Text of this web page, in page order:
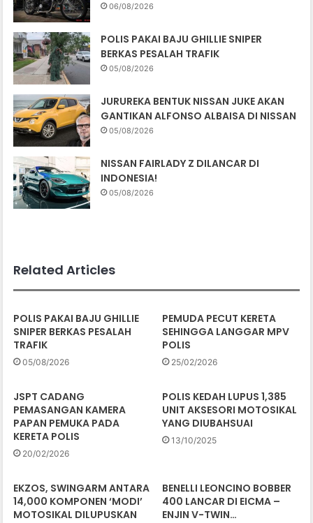
06/08/2026
POLIS PAKAI BAJU GHILLIE SNIPER
BERKAS PESALAH TRAFIK
05/08/2026
JURUREKA BENTUK NISSAN JUKE AKAN
GANTIKAN ALFONSO ALBAISA DI NISSAN
05/08/2026
NISSAN FAIRLADY Z DILANCAR DI
INDONESIA!
05/08/2026
Related Articles
POLIS PAKAI BAJU GHILLIE
SNIPER BERKAS PESALAH
TRAFIK
05/08/2026
PEMUDA PECUT KERETA
SEHINGGA LANGGAR MPV
POLIS
25/02/2026
JSPT CADANG
PEMASANGAN KAMERA
PAPAN PEMUKA PADA
KERETA POLIS
20/02/2026
POLIS KEDAH LUPUS 1,385
UNIT AKSESORI MOTOSIKAL
YANG DIUBAHSUAI
13/10/2025
EKZOS, SWINGARM ANTARA
14,000 KOMPONEN ‘MODI’
MOTOSIKAL DILUPUSKAN
BENELLI LEONCINO BOBBER
400 LANCAR DI EICMA –
ENJIN V-TWIN…